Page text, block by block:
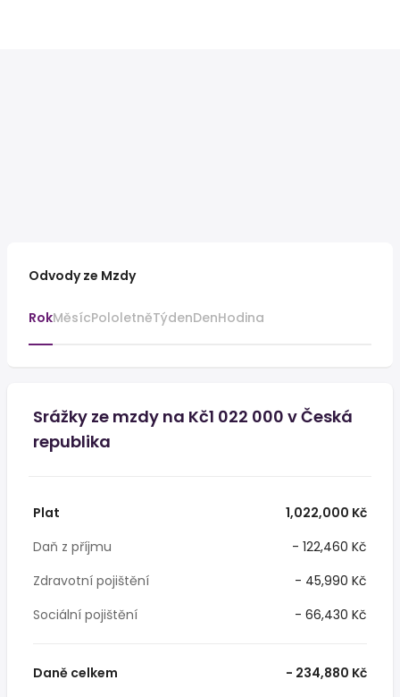
Odvody ze Mzdy
RokMěsícPololetněTýdenDenHodina
Srážky ze mzdy na Kč1 022 000 v Česká
republika
Plat
1,022,000 Kč
Daň z příjmu
- 122,460 Kč
Zdravotní pojištění
- 45,990 Kč
Sociální pojištění
- 66,430 Kč
Daně celkem - 234,880 Kč